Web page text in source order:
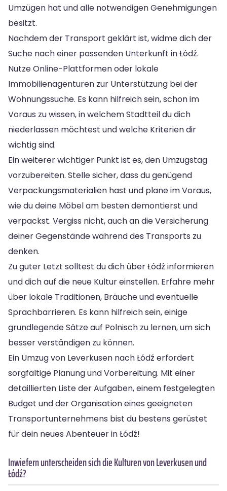
Umzügen hat und alle notwendigen Genehmigungen
besitzt.
Nachdem der Transport geklärt ist, widme dich der
Suche nach einer passenden Unterkunft in Łódź.
Nutze Online-Plattformen oder lokale
Immobilienagenturen zur Unterstützung bei der
Wohnungssuche. Es kann hilfreich sein, schon im
Voraus zu wissen, in welchem Stadtteil du dich
niederlassen möchtest und welche Kriterien dir
wichtig sind.
Ein weiterer wichtiger Punkt ist es, den Umzugstag
vorzubereiten. Stelle sicher, dass du genügend
Verpackungsmaterialien hast und plane im Voraus,
wie du deine Möbel am besten demontierst und
verpackst. Vergiss nicht, auch an die Versicherung
deiner Gegenstände während des Transports zu
denken.
Zu guter Letzt solltest du dich über Łódź informieren
und dich auf die neue Kultur einstellen. Erfahre mehr
über lokale Traditionen, Bräuche und eventuelle
Sprachbarrieren. Es kann hilfreich sein, einige
grundlegende Sätze auf Polnisch zu lernen, um sich
besser verständigen zu können.
Ein Umzug von Leverkusen nach Łódź erfordert
sorgfältige Planung und Vorbereitung. Mit einer
detaillierten Liste der Aufgaben, einem festgelegten
Budget und der Organisation eines geeigneten
Transportunternehmens bist du bestens gerüstet
für dein neues Abenteuer in Łódź!
Inwiefern unterscheiden sich die Kulturen von Leverkusen und
Łódź?